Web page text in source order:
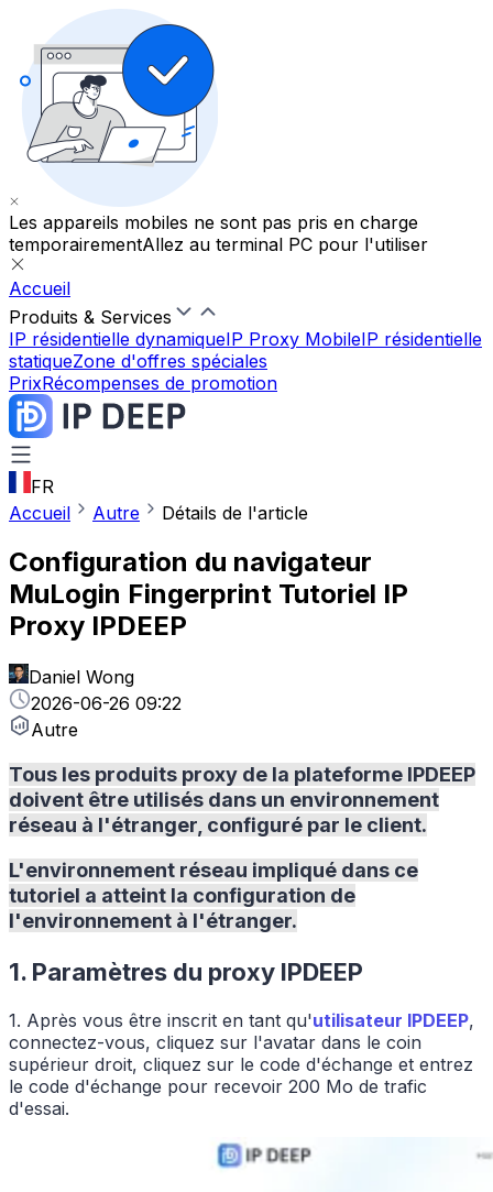
Les appareils mobiles ne sont pas pris en charge
temporairementAllez au terminal PC pour l'utiliser
Accueil
Produits & Services
IP résidentielle dynamiqueIP Proxy MobileIP résidentielle
statiqueZone d'offres spéciales
PrixRécompenses de promotion
FR
Accueil
Autre Détails de l'article
Configuration du navigateur
MuLogin Fingerprint Tutoriel IP
Proxy IPDEEP
Daniel Wong
2026-06-26 09:22
Autre
Tous les produits proxy de la plateforme IPDEEP
doivent être utilisés dans un environnement
réseau à l'étranger, configuré par le client.
L'environnement réseau impliqué dans ce
tutoriel a atteint la configuration de
l'environnement à l'étranger.
1. Paramètres du proxy IPDEEP
1. Après vous être inscrit en tant qu'utilisateur IPDEEP,
connectez-vous, cliquez sur l'avatar dans le coin
supérieur droit, cliquez sur le code d'échange et entrez
le code d'échange pour recevoir 200 Mo de trafic
d'essai.